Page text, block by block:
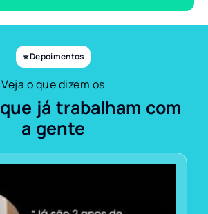
⭐ Depoimentos
Veja o que dizem os
que já trabalham com
a gente